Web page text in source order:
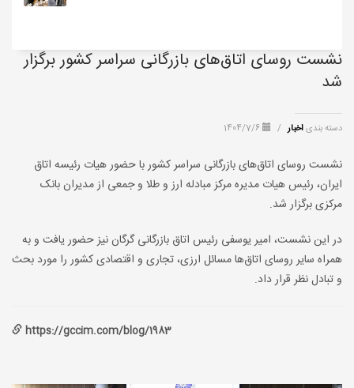
نشست روسای اتاق‌های بازرگانی سراسر کشور برگزار
شد
دسته بندیاخبار /
نشست روسای اتاق‌های بازرگانی سراسر کشور با حضور هیات رئیسه اتاق
ایران، رئیس هیات مدیره مرکز مبادله ارز و طلا و جمعی از مدیران بانک
مرکزی برگزار شد.
در این نشست، امیر یوسفی رئیس اتاق بازرگانی گرگان نیز حضور یافت و به
همراه سایر روسای اتاق‌ها مسائل ارزی، تجاری و اقتصادی کشور را مورد بحث
و تبادل نظر قرار داد.
https://gccim.com/blog/1983